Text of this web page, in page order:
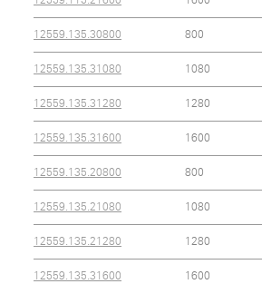
12559.135.30800 800
12559.135.31080 1080
12559.135.31280 1280
12559.135.31600 1600
12559.135.20800 800
12559.135.21080 1080
12559.135.21280 1280
12559.135.31600 1600